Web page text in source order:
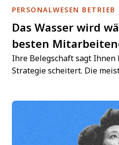
PERSONALWESEN BETRIEB
Das Wasser wird
besten
Ihre Belegschaft sagt Ihnen
Strategie scheitert. Die